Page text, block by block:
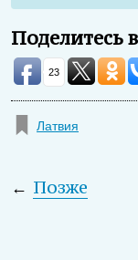
Поделитесь
23
Латвия
← Позже